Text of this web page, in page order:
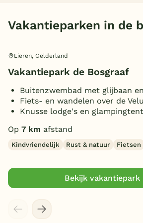
Vakantieparken in de
Lieren, Gelderland
Vakantiepark de Bosgraaf
Buitenzwembad met glijbaan
Fiets- en wandelen over de
Knusse lodge's en
Op 7 km afstand
Kindvriendelijk Rust & natuur Fietsen
Bekijk vakantiepark